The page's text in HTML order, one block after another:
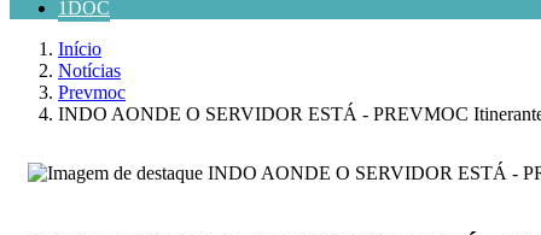
1DOC
Início
Notícias
Prevmoc
INDO AONDE O SERVIDOR ESTÁ - PREVMOC Itinerante